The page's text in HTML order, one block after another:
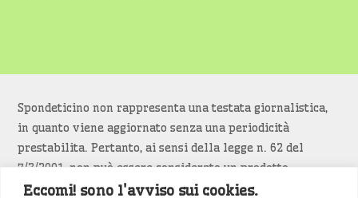
Eccomi! sono l'avviso sui cookies.
Spondeticino non rappresenta una testata giornalistica,
in quanto viene aggiornato senza una periodicità
prestabilita. Pertanto, ai sensi della legge n. 62 del
7/3/2001, non può essere considerato un prodotto
editoriale.